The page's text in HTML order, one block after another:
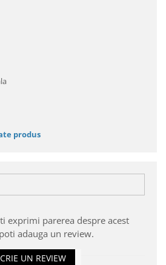
produs
exprimi parerea despre acest
adauga un review.
UN REVIEW